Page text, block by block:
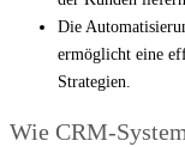
Die
ermöglicht eine
Strategien.
Wie CRM-